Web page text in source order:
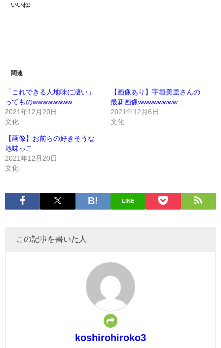
いいね:
関連
「これできる人地味に凄い」
ってものwwwwwwww
2021年12月20日
文化
【画像あり】宇垣美里さんの
最新画像wwwwwwww
2021年12月6日
文化
【画像】お前らの好きそうな
地味っこ
2021年12月20日
文化
LINE
この記事を書いた人
koshirohiroko3